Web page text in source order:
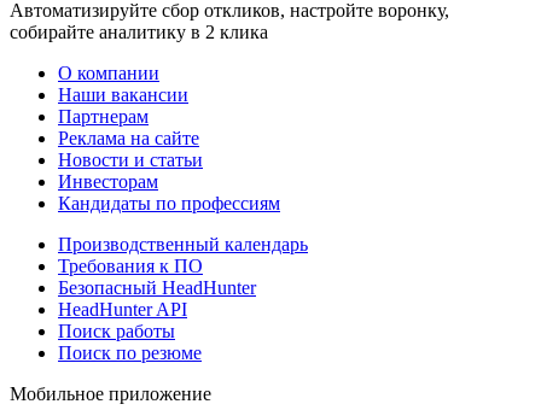
Автоматизируйте сбор откликов, настройте воронку,
собирайте аналитику в 2 клика
О компании
Наши вакансии
Партнерам
Реклама на сайте
Новости и статьи
Инвесторам
Кандидаты по профессиям
Производственный календарь
Требования к ПО
Безопасный HeadHunter
HeadHunter API
Поиск работы
Поиск по резюме
Мобильное приложение